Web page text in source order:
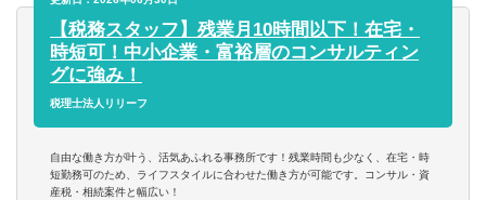
【税務スタッフ】残業月10時間以下！在宅・
時短可！中小企業・富裕層のコンサルティン
グに強み！
税理士法人リリーフ
自由な働き方が叶う、活気あふれる事務所です！残業時間も少なく、在宅・時
短勤務可のため、ライフスタイルに合わせた働き方が可能です。コンサル・資
産税・相続案件と幅広い！
以上
フリーワード